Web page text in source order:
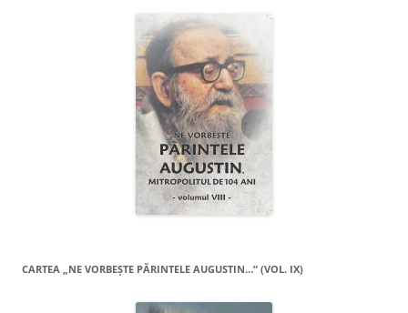
CARTEA „NE VORBEŞTE PĂRINTELE AUGUSTIN…” (VOL. IX)